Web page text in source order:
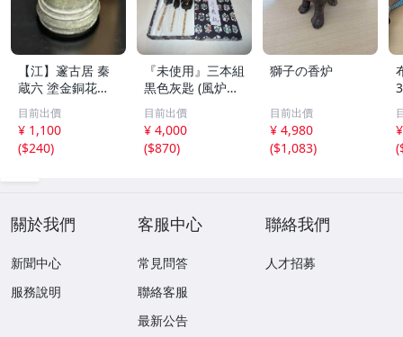
【江】邃古居 秦
蔵六 塗金銅花器
直径約9cm×高さ
30cm 在銘 共箱
古美術品(華道具
花生花瓶花生飾
目前出價
¥ 1,100
($240)
『未使用』三本組
黒色灰匙 (風炉用)
化粧箱
目前出價
¥ 4,000
($870)
獅子の香炉
目前出價
¥ 4,980
($1,083)
(
關於我們
新聞中心
服務說明
客服中心
常見問答
聯絡客服
最新公告
聯絡我們
人才招募